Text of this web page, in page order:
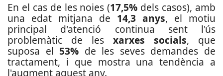
En el cas de les noies (17,5% dels casos), amb
una edat mitjana de 14,3 anys, el motiu
principal d'atenció continua sent l'ús
problemàtic de les xarxes socials, que
suposa el 53% de les seves demandes de
tractament, i que mostra una tendència a
l'augment aquest any.